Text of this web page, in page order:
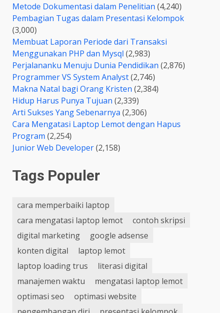
Metode Dokumentasi dalam Penelitian (4,240)
Pembagian Tugas dalam Presentasi Kelompok
(3,000)
Membuat Laporan Periode dari Transaksi
Menggunakan PHP dan Mysql (2,983)
Perjalananku Menuju Dunia Pendidikan (2,876)
Programmer VS System Analyst(2,746)
Makna Natal bagi Orang Kristen (2,384)
Hidup Harus Punya Tujuan (2,339)
Arti Sukses Yang Sebenarnya (2,306)
Cara Mengatasi Laptop Lemot dengan Hapus
Program (2,254)
Junior Web Developer(2,158)
Tags Populer
cara memperbaiki laptop
cara mengatasi laptop lemot
contoh skripsi
digital marketing
google adsense
konten digital
laptop lemot
laptop loading trus
literasi digital
manajemen waktu
mengatasi laptop lemot
optimasi seo
optimasi website